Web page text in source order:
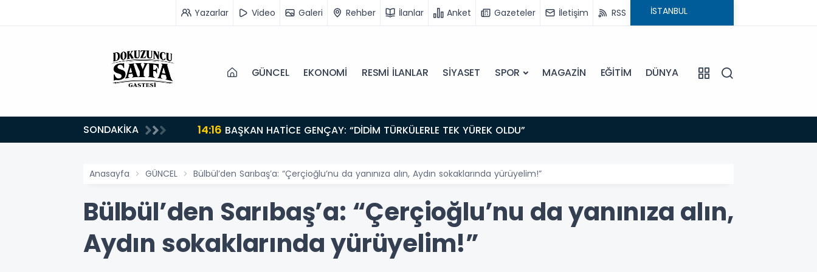
Yazarlar Video Galeri Rehber İlanlar Anket Gazeteler İletişim RSS
GÜNCEL EKONOMİ RESMİ İLANLAR SİYASET SPOR MAGAZİN EĞİTİM DÜNYA
SONDAKİKA 14:16 BAŞKAN HATİCE GENÇAY: “DİDİM TÜRKÜLERLE TEK YÜREK OLDU”
Anasayfa GÜNCEL Bülbül’den Sarıbaş’a: “Çerçioğlu’nu da yanınıza alın, Aydın sokaklarında yürüyelim!”
Bülbül’den Sarıbaş’a: “Çerçioğlu’nu da yanınıza alın,
Aydın sokaklarında yürüyelim!”